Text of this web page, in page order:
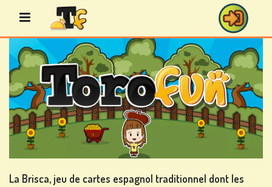
JEUX
DE
BINGO
Aller
au
contenu
La Brisca, jeu de cartes espagnol traditionnel dont les